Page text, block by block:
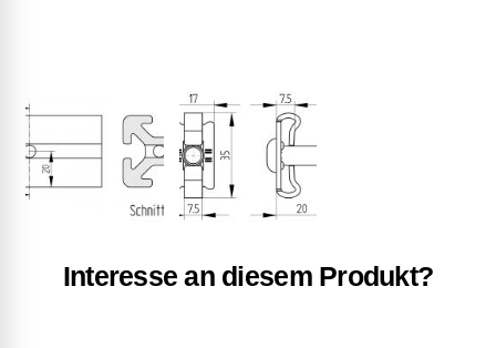
Interesse an diesem Produkt?